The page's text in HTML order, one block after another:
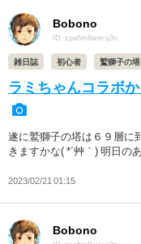
Bobono
ID: zpa6m8wecq3n
雑日誌 初心者 鷲獅子の塔
ラミちゃんコラボ
遂に鷲獅子の塔は６９層に
きますかな( *´艸｀) 明日の
2023/02/21 01:15
Bobono